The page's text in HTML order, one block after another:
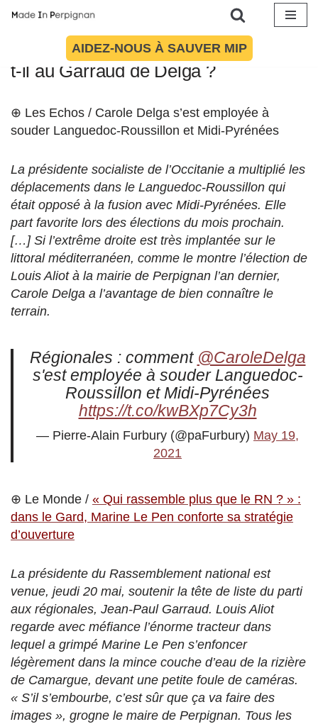
contenu
AIDEZ-NOUS À SAUVER MIP
♦ Le Rassemblement National arrive-
t-il au Garraud de Delga ?
⊕ Les Echos / Carole Delga s’est employée à
souder Languedoc-Roussillon et Midi-Pyrénées
La présidente socialiste de l’Occitanie a multiplié les
déplacements dans le Languedoc-Roussillon qui
était opposé à la fusion avec Midi-Pyrénées. Elle
part favorite lors des élections du mois prochain.
[…] Si l’extrême droite est très implantée sur le
littoral méditerranéen, comme le montre l’élection de
Louis Aliot à la mairie de Perpignan l’an dernier,
Carole Delga a l’avantage de bien connaître le
terrain.
Régionales : comment @CaroleDelga
s'est employée à souder Languedoc-
Roussillon et Midi-Pyrénées
https://t.co/kwBXp7Cy3h
— Pierre-Alain Furbury (@paFurbury) May 19,
2021
⊕ Le Monde / « Qui rassemble plus que le RN ? » :
dans le Gard, Marine Le Pen conforte sa stratégie
d’ouverture
La présidente du Rassemblement national est
venue, jeudi 20 mai, soutenir la tête de liste du parti
aux régionales, Jean-Paul Garraud. Louis Aliot
regarde avec méfiance l’énorme tracteur dans
lequel a grimpé Marine Le Pen s’enfoncer
légèrement dans la mince couche d’eau de la rizière
de Camargue, devant une petite foule de caméras.
« S’il s’embourbe, c’est sûr que ça va faire des
images », grogne le maire de Perpignan. Tous les